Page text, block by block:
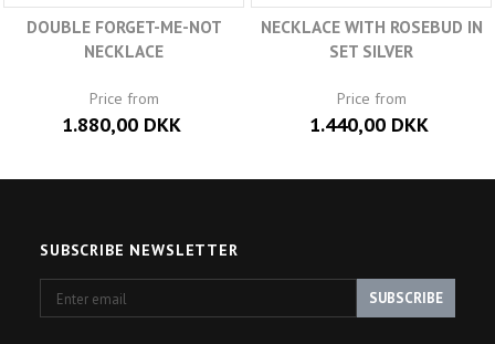
DOUBLE FORGET-ME-NOT
NECKLACE
Price from
1.880,00 DKK
NECKLACE WITH ROSEBUD IN
SET SILVER
Price from
1.440,00 DKK
SUBSCRIBE NEWSLETTER
email
SUBSCRIBE